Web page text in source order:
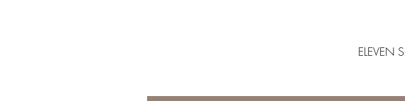
ELEVEN